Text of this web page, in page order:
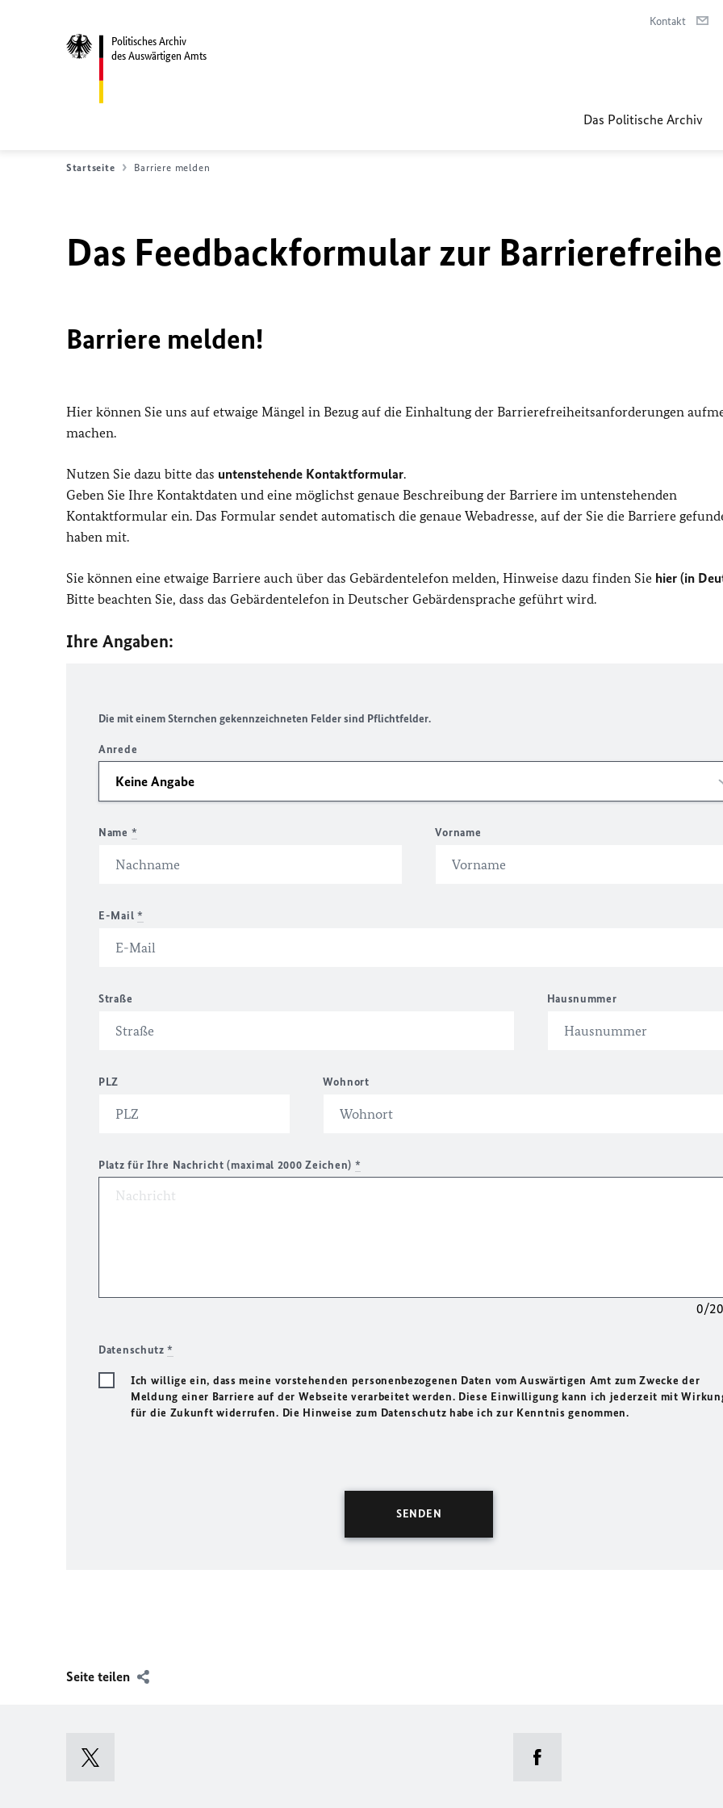
Politisches Archiv
des Auswärtigen Amts
Kontakt
Das Politische Archiv
Startseite Barriere melden
Das Feedbackformular zur
Barriere melden!
Hier können Sie uns auf etwaige Mängel in Bezug auf die Einhaltung der Barrierefreiheitsanforderungen
machen.
Nutzen Sie dazu bitte das untenstehende Kontaktformular.
Geben Sie Ihre Kontaktdaten und eine möglichst genaue Beschreibung der Barriere im untenstehenden
Kontaktformular ein. Das Formular sendet automatisch die genaue Webadresse, auf der Sie die Barriere
haben mit.
Sie können eine etwaige Barriere auch über das Gebärdentelefon melden, Hinweise dazu finden Sie hier (in
Bitte beachten Sie, dass das Gebärdentelefon in Deutscher Gebärdensprache geführt wird.
Ihre Angaben:
Die mit einem Sternchen gekennzeichneten Felder sind Pflichtfelder.
Anrede
Name * Vorname
E-Mail *
Straße Hausnummer
PLZ Wohnort
Platz für Ihre Nachricht (maximal 2000 Zeichen) *
0/
Datenschutz*
Ich willige ein, dass meine vorstehenden personenbezogenen Daten vom Auswärtigen Amt zum Zwecke der
Meldung einer Barriere auf der Webseite verarbeitet werden. Diese Einwilligung kann ich jederzeit mit
für die Zukunft widerrufen. Die Hinweise zum Datenschutz habe ich zur Kenntnis genommen.
Seite teilen